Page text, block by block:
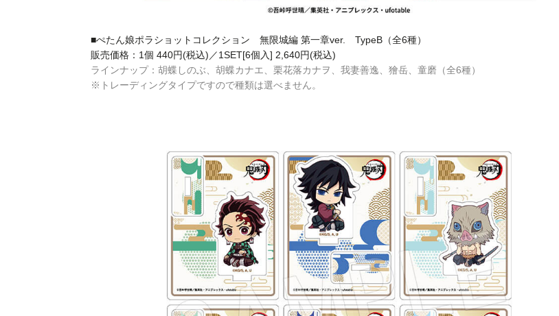
■ぺたん娘ポラショットコレクション 無限城編 第一章ver. TypeB（全6種）
販売価格：1個 440円(税込)／1SET[6個入] 2,640円(税込)
ラインナップ：胡蝶しのぶ、胡蝶カナエ、栗花落カナヲ、我妻善逸、獪岳、童磨（全6種）
※トレーディングタイプですので種類は選べません。